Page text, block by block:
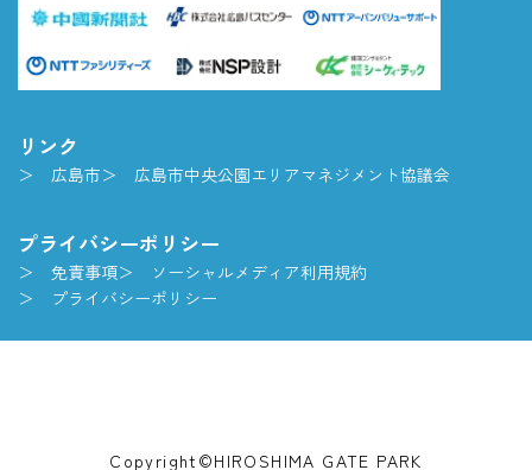
リンク
広島市 広島市中央公園エリアマネジメント協議会
プライバシーポリシー
免責事項
ソーシャルメディア利用規約
プライバシーポリシー
Copyright©HIROSHIMA GATE PARK